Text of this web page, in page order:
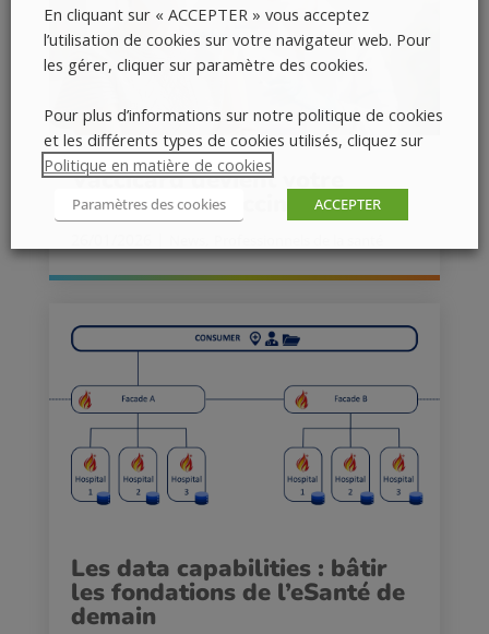
Vaccicard devient votre
nouvel outil vaccination
Les data capabilities : bâtir
les fondations de l’eSanté de
demain
En cliquant sur « ACCEPTER » vous acceptez
l’utilisation de cookies sur votre navigateur web. Pour
les gérer, cliquer sur paramètre des cookies.
Pour plus d’informations sur notre politique de cookies
et les différents types de cookies utilisés, cliquez sur
Politique en matière de cookies
Paramètres des cookies ACCEPTER